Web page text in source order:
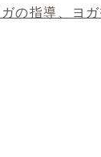
ガの指導、ヨ